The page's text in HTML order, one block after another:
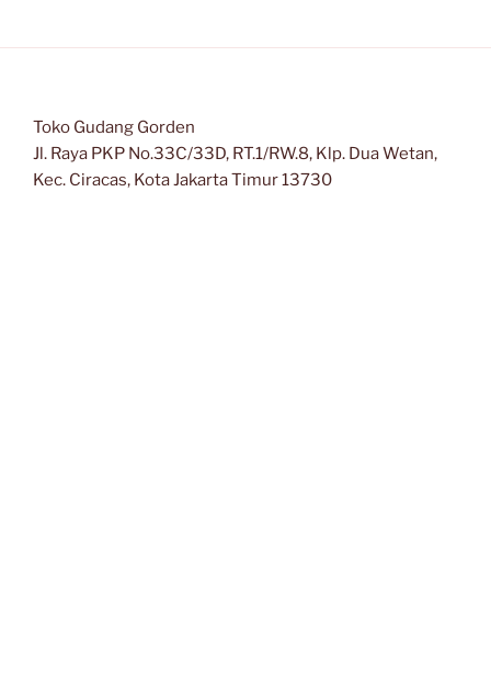
Toko Gudang Gorden
Jl. Raya PKP No.33C/33D, RT.1/RW.8, Klp. Dua Wetan,
Kec. Ciracas, Kota Jakarta Timur 13730